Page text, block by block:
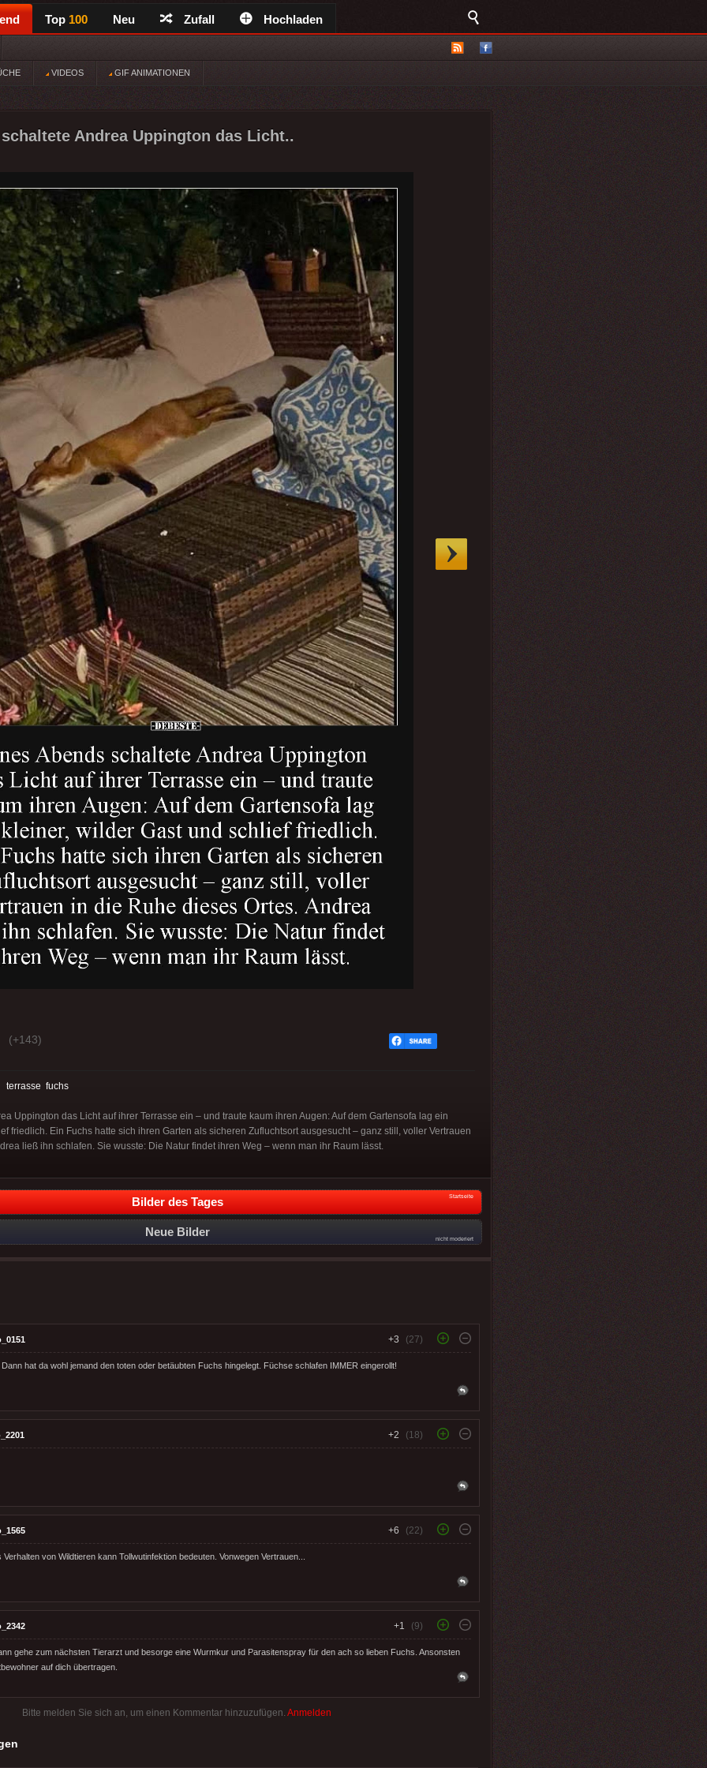
Top 100 Neu Zufall Hochladen
VIDEOS GIF ANIMATIONEN
Andrea Uppington das Licht..
(+143)
terrasse fuchs
Uppington das Licht auf ihrer Terrasse ein – und traute kaum ihren Augen: Auf dem Gartensofa lag ein
friedlich. Ein Fuchs hatte sich ihren Garten als sicheren Zufluchtsort ausgesucht – ganz still, voller Vertrauen
ließ ihn schlafen. Sie wusste: Die Natur findet ihren Weg – wenn man ihr Raum lässt.
Bilder des Tages Startseite
Neue Bilder
nicht moderiert
+3 (27)
hat da wohl jemand den toten oder betäubten Fuchs hingelegt. Füchse schlafen IMMER eingerollt!
+2 (18)
+6 (22)
von Wildtieren kann Tollwutinfektion bedeuten. Vonwegen Vertrauen...
+1 (9)
gehe zum nächsten Tierarzt und besorge eine Wurmkur und Parasitenspray für den ach so lieben Fuchs. Ansonsten
auf dich übertragen.
Bitte melden Sie sich an, um einen Kommentar hinzuzufügen. Anmelden